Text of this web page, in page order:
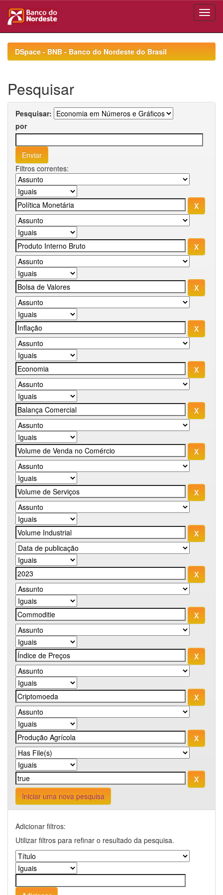
navigationDSpace - BNB - Banco do Nordeste do Brasil
Pesquisar
Pesquisar:
por
Filtros correntes:
Iniciar uma nova pesquisa
Adicionar filtros:
Utilizar filtros para refinar o resultado da pesquisa.